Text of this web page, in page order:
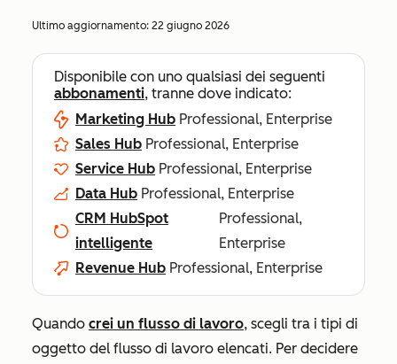
Ultimo aggiornamento: 22 giugno 2026
Disponibile con uno qualsiasi dei seguenti
abbonamenti, tranne dove indicato:
Marketing Hub Professional, Enterprise
Sales Hub Professional, Enterprise
Service Hub Professional, Enterprise
Data Hub Professional, Enterprise
CRM HubSpot
intelligente
Professional,
Enterprise
Revenue Hub Professional, Enterprise
Quando crei un flusso di lavoro, scegli tra i tipi di
oggetto del flusso di lavoro elencati. Per decidere